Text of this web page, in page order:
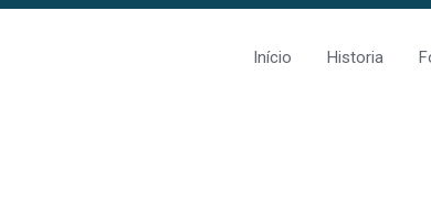
Início Historia